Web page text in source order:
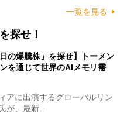
一覧を見る
探せ！
の爆騰株」を探せ】トーメン
を通じて世界のAIメモリ需
アに出演するグローバルリン
が、最新…